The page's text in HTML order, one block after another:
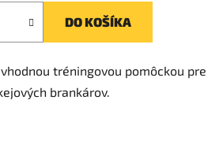
DO KOŠÍKA
tréningovou pomôckou pre
brankárov.